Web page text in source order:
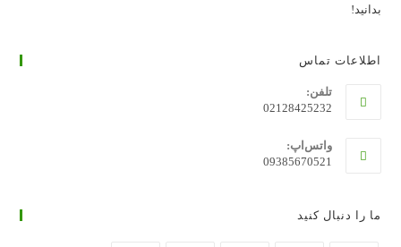
اطلاعات تماس
تلفن:
02128425232
واتس‌اپ:
09385670521
ما را دنبال کنید